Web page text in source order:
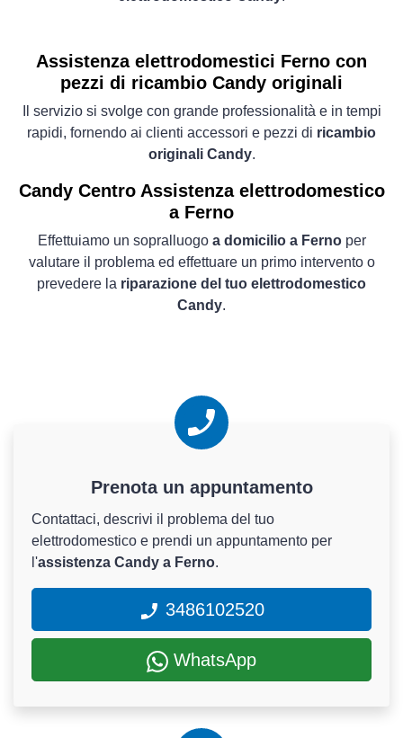
Assistenza elettrodomestici Ferno con
pezzi di ricambio Candy originali
Il servizio si svolge con grande professionalità e in tempi
rapidi, fornendo ai clienti accessori e pezzi di ricambio
originali Candy.
Candy Centro Assistenza elettrodomestico
a Ferno
Effettuiamo un sopralluogo a domicilio a Fernoper
valutare il problema ed effettuare un primo intervento o
prevedere la riparazione del tuo elettrodomestico
Candy.
Prenota un appuntamento
Contattaci, descrivi il problema del tuo
elettrodomestico e prendi un appuntamento per
l'assistenza Candy a Ferno.
3486102520
WhatsApp